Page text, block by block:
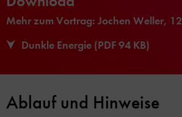
Mehr zum Vortrag: Jochen Weller,
Dunkle Energie (PDF 94 KB)
Ablauf und Hinweise